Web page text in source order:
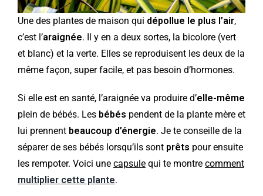
Une des plantes de maison qui dépollue le plus l’air,
c’est l’araignée. Il y en a deux sortes, la bicolore (vert
et blanc) et la verte. Elles se reproduisent les deux de la
même façon, super facile, et pas besoin d’hormones.
Si elle est en santé, l’araignée va produire d’elle-même
plein de bébés. Les bébés pendent de la plante mère et
lui prennent beaucoup d’énergie. Je te conseille de la
séparer de ses bébés lorsqu’ils sont prêts pour ensuite
les rempoter. Voici une capsulequi te montre comment
multiplier cette plante.